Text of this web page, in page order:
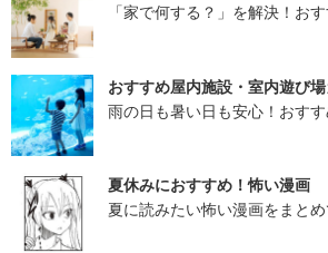
「家で何する？」を解決！お
おすすめ屋内施設・室内遊び
雨の日も暑い日も安心！おす
夏休みにおすすめ！怖い漫画
夏に読みたい怖い漫画をまとめ